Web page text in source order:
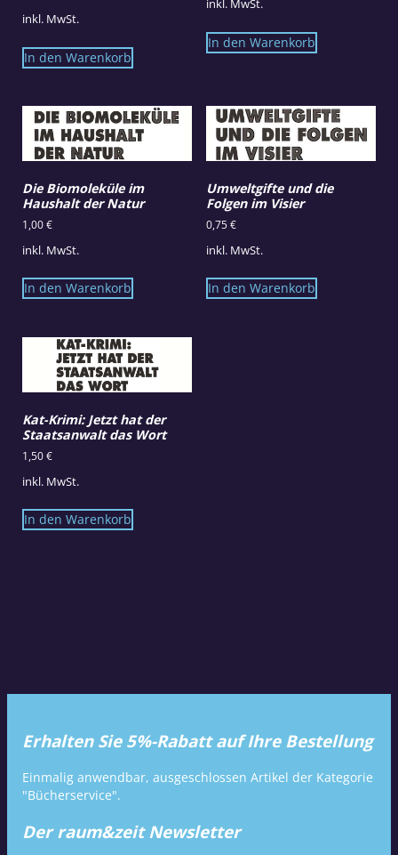
inkl. MwSt.
In den Warenkorb
inkl. MwSt.
In den Warenkorb
Die Biomoleküle im
Haushalt der Natur
1,00€
inkl. MwSt.
In den Warenkorb
Umweltgifte und die
Folgen im Visier
0,75€
inkl. MwSt.
In den Warenkorb
Kat-Krimi: Jetzt hat der
Staatsanwalt das Wort
1,50€
inkl. MwSt.
In den Warenkorb
Erhalten Sie 5%-Rabatt auf Ihre Bestellung
Einmalig anwendbar, ausgeschlossen Artikel der Kategorie
"Bücherservice".
Der raum&zeit Newsletter